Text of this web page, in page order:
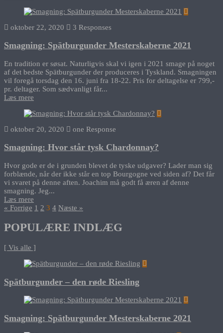
oktober 22, 2020 3 Responses
Smagning: Spätburgunder Mesterskaberne 2021
En tradition er søsat. Naturligvis skal vi igen i 2021 smage på noget
af det bedste Spätburgunder der produceres i Tyskland. Smagningen
vil foregå torsdag den 16. juni fra 18-22. Pris for deltagelse er 799,-
pr. deltager. Som sædvanligt får...
Læs mere
oktober 20, 2020 one Response
Smagning: Hvor står tysk Chardonnay?
Hvor gode er de i grunden blevet de tyske udgaver? Lader man sig
forblænde, når der ikke står en top Bourgogne ved siden af? Det får
vi svaret på denne aften. Joachim må godt få æren af denne
smagning. Jeg...
Læs mere
« Forrige 1 2 3 4 Næste »
POPULÆRE INDLÆG
[ Vis alle ]
Spätburgunder – den røde Riesling
Smagning: Spätburgunder Mesterskaberne 2021